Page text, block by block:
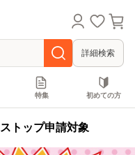
詳細検索
特集 初めての方
トップ申請対象